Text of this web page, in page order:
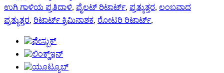
ಉಗಿ ಗಾಳಿಯ ಪ್ರತಿದಾಳಿ, ಪೈಲಟ್ ರಿಟಾರ್ಟ್, ಪ್ರತ್ಯುತ್ತರ, ಲಂಬವಾದ
ಪ್ರತ್ಯುತ್ತರ, ರಿಟಾರ್ಟ್ ಕ್ರಿಮಿನಾಶಕ, ರೋಟರಿ ರಿಟಾರ್ಟ್,